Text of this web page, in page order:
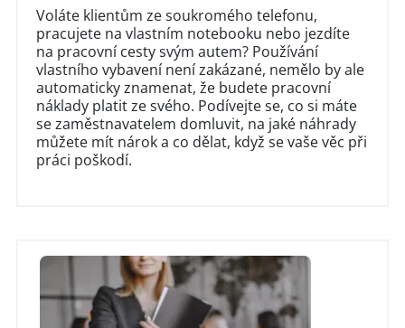
Voláte klientům ze soukromého telefonu,
pracujete na vlastním notebooku nebo jezdíte
na pracovní cesty svým autem? Používání
vlastního vybavení není zakázané, nemělo by ale
automaticky znamenat, že budete pracovní
náklady platit ze svého. Podívejte se, co si máte
se zaměstnavatelem domluvit, na jaké náhrady
můžete mít nárok a co dělat, když se vaše věc při
práci poškodí.